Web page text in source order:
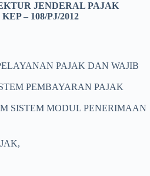
JENDERAL PAJAK
– 108/PJ/2012
PAJAK DAN WAJIB
PEMBAYARAN PAJAK
SISTEM MODUL PENERIMAAN